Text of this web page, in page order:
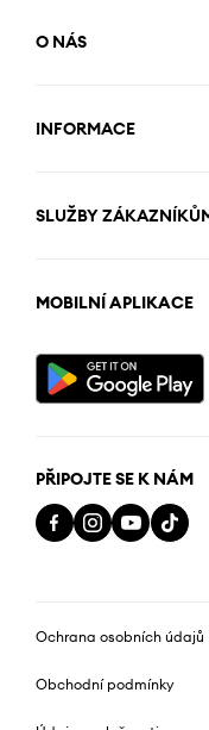
O NÁS
INFORMACE
SLUŽBY
MOBILNÍ APLIKACE
PŘIPOJTE SE K NÁM
Ochrana osobních údajů
Obchodní podmínky